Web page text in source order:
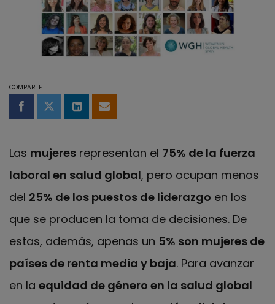
COMPARTE
Compartir en Facebook
Compartir en Twitter
Compartir en LinkedIn
Compartir por email
Las mujeres representan el 75% de la fuerza
laboral en salud global, pero ocupan menos
del 25% de los puestos de liderazgo en los
que se producen la toma de decisiones. De
estas, además, apenas un 5% son mujeres de
países de renta media y baja. Para avanzar
en la equidad de género en la salud global